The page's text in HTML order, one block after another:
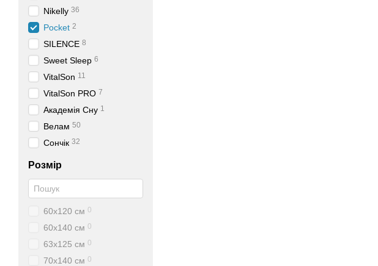
Nikelly 36
Pocket 2
SILENCE 8
Sweet Sleep 6
VitalSon 11
VitalSon PRO 7
Академія Сну 1
Велам 50
Сончік 32
Розмір
60х120 см 0
60х140 см 0
63х125 см 0
70х140 см 0